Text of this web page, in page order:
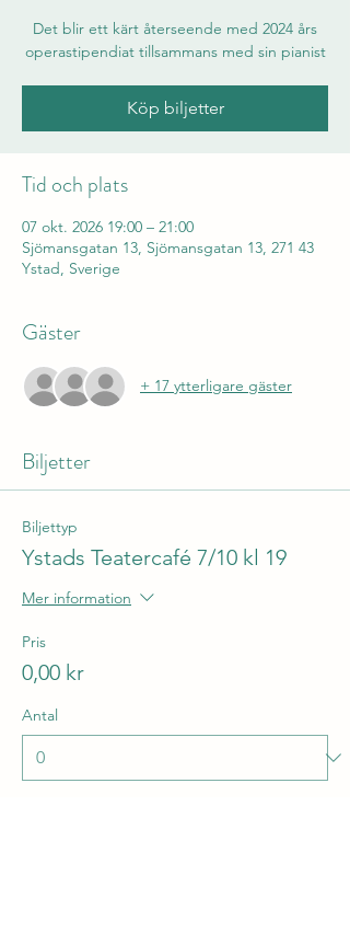
Det blir ett kärt återseende med 2024 års
operastipendiat tillsammans med sin pianist
Köp biljetter
Tid och plats
07 okt. 2026 19:00 – 21:00
Sjömansgatan 13, Sjömansgatan 13, 271 43
Ystad, Sverige
Gäster
+ 17 ytterligare gäster
Biljetter
Biljettyp
Ystads Teatercafé 7/10 kl 19
Mer information
Pris
0,00 kr
Antal